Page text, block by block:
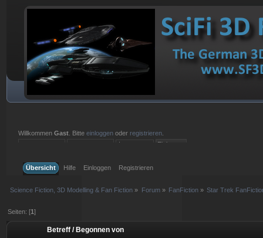
WillkommenGast . Bitteeinloggen oder registrieren
Übersicht
Hilfe Einloggen Registrieren
Science Fiction, 3D Modelling & Fan Fiction » Forum» FanFiction » Star Trek
Seiten: [1]
Betreff / Begonnen von